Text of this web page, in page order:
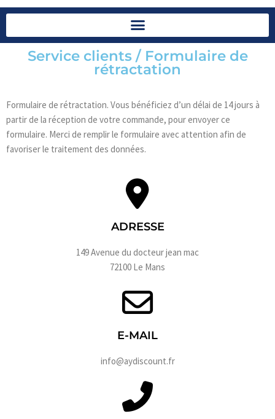
Service clients / Formulaire de
rétractation
Formulaire de rétractation. Vous bénéficiez d’un délai de 14 jours à
partir de la réception de votre commande, pour envoyer ce
formulaire. Merci de remplir le formulaire avec attention afin de
favoriser le traitement des données.
ADRESSE
149 Avenue du docteur jean mac
72100 Le Mans
E-MAIL
info@aydiscount.fr